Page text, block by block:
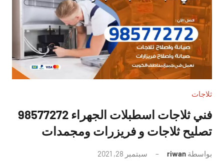
ثلاجات
فني ثلاجات اسطبلات الجهراء 98577272
تصليح ثلاجات و فريزرات ومجمدات
بواسطة riwan سبتمبر 28, 2021